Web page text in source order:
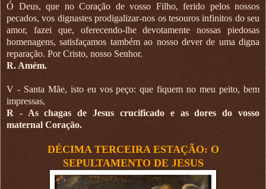
Ó Deus, que no Coração de vosso Filho, ferido pelos nossos
pecados, vos dignastes prodigalizar-nos os tesouros infinitos do seu
amor, fazei que, oferecendo-lhe devotamente nossas piedosas
homenagens, satisfaçamos também ao nosso dever de uma digna
reparação. Por Cristo, nosso Senhor.
R. Amém.
V - Santa Mãe, isto eu vos peço: que fiquem no meu peito, bem
impressas,
R - As chagas de Jesus crucificado e as dores do vosso
maternal Coração.
DÉCIMA TERCEIRA ESTAÇÃO: O
SEPULTAMENTO DE JESUS